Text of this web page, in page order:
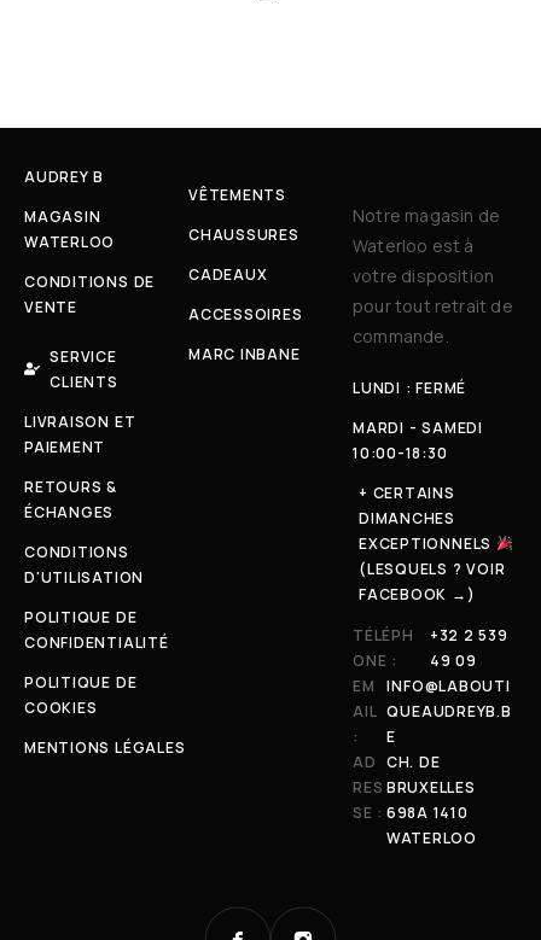
AUDREY B
MAGASIN
WATERLOO
CONDITIONS DE
VENTE
SERVICE
CLIENTS
LIVRAISON ET
PAIEMENT
RETOURS &
ÉCHANGES
CONDITIONS
D'UTILISATION
POLITIQUE DE
CONFIDENTIALITÉ
POLITIQUE DE
COOKIES
MENTIONS LÉGALES
VÊTEMENTS
CHAUSSURES
CADEAUX
ACCESSOIRES
MARC INBANE
Notre magasin de
Waterloo est à
votre disposition
pour tout retrait de
commande.
LUNDI : FERMÉ
MARDI - SAMEDI
10:00-18:30
+ CERTAINS
DIMANCHES
EXCEPTIONNELS
(LESQUELS ? VOIR
FACEBOOK →)
TÉLÉPH
ONE :
+32 2 539
49 09
EM
AIL
:
INFO@LABOUTI
QUEAUDREYB.B
E
AD
RES
SE :
CH. DE
BRUXELLES
698A 1410
WATERLOO